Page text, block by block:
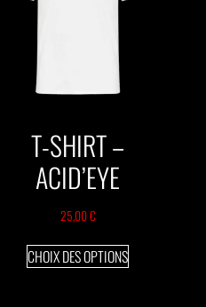
T-SHIRT –
ACID’EYE
25,00€
CHOIX DES OPTIONS